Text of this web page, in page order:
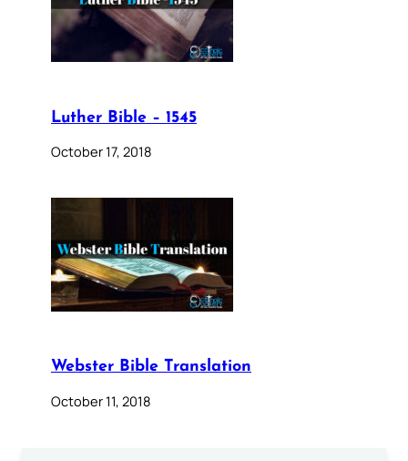
Luther Bible – 1545
October 17, 2018
Webster Bible Translation
October 11, 2018